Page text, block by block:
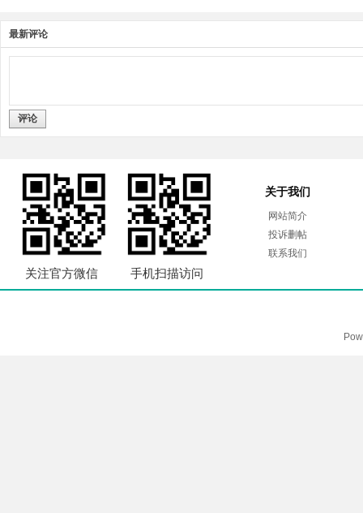
最新评论
评论
关注官方微信 手机扫描访问
关于我们
网站简介
投诉删帖
联系我们